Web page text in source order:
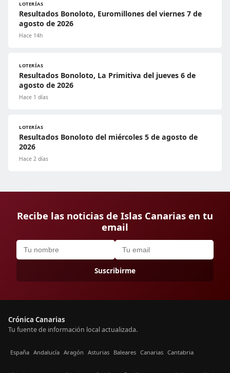
LOTERÍAS
Resultados Bonoloto, Euromillones del viernes 7 de
agosto de 2026
Hace 14h
LOTERÍAS
Resultados Bonoloto, La Primitiva del jueves 6 de
agosto de 2026
Hace 1 días
LOTERÍAS
Resultados Bonoloto del miércoles 5 de agosto de
2026
Hace 2 días
Recibe las noticias de Islas Canarias en tu
email
Suscribirme
Crónica Canarias
Tu fuente de información local actualizada.
España Andalucía Aragón Asturias Baleares Canarias Cantabria